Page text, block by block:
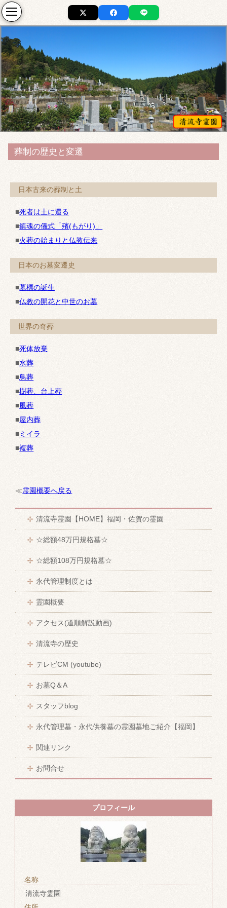
葬制の歴史と変遷
日本古来の葬制と土
■死者は土に還る
■鎮魂の儀式「殯(もがり)」
■火葬の始まりと仏教伝来
日本のお墓変遷史
■墓標の誕生
■仏教の開花と中世のお墓
世界の奇葬
■死体放棄
■水葬
■鳥葬
■樹葬、台上葬
■風葬
■屋内葬
■ミイラ
■複葬
≪霊園概要へ戻る
清流寺霊園【HOME】福岡・佐賀の霊園
☆総額48万円規格墓☆
☆総額108万円規格墓☆
永代管理制度とは
霊園概要
アクセス(道順解説動画)
清流寺の歴史
テレビCM (youtube)
お墓Q＆A
スタッフblog
永代管理墓・永代供養墓の霊園墓地ご紹介【福岡】
関連リンク
お問合せ
プロフィール
名称
清流寺霊園